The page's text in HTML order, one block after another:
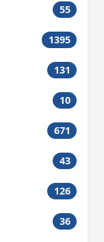
55
1395
131
10
671
43
126
36